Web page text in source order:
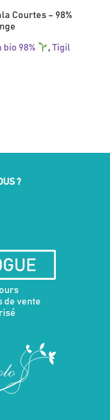
Courtes – 98%
98% ,Tigil
?
de vente